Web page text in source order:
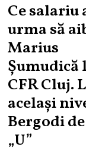
Ce salariu
urma să
Marius
Șumudică
CFR Cluj.
același
Bergodi
„U”